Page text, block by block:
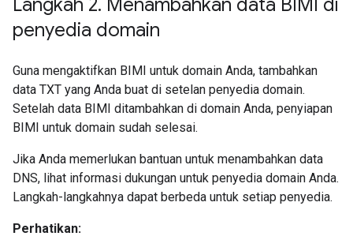
Langkah 2. Menambahkan data BIMI di
penyedia domain
Guna mengaktifkan BIMI untuk domain Anda, tambahkan
data TXT yang Anda buat di setelan penyedia domain.
Setelah data BIMI ditambahkan di domain Anda, penyiapan
BIMI untuk domain sudah selesai.
Jika Anda memerlukan bantuan untuk menambahkan data
DNS, lihat informasi dukungan untuk penyedia domain Anda.
Langkah-langkahnya dapat berbeda untuk setiap penyedia.
Perhatikan: